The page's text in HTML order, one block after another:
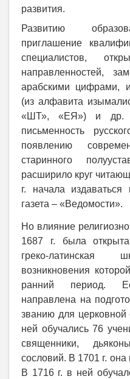
развития.
Развитию
приглашение
специалистов,
направленностей,
арабскими цифрами,
(из алфавита
«ШТ», «ЕЯ») и др.
письменность
появлению
старинного
расширило круг
г. начала издаваться
газета – «Ведомости».
Но влияние
1687 г. была
греко-
возникновения
ранний период.
направлена на
званию для
ней обучались 76
священники,
сословий. В 1701 г. она
В 1716 г. в ней